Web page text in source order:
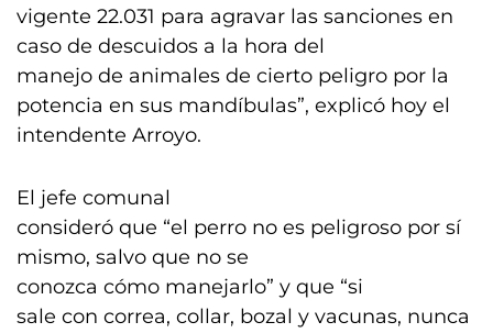
vigente 22.031 para agravar las sanciones en
caso de descuidos a la hora del
manejo de animales de cierto peligro por la
potencia en sus mandíbulas”, explicó hoy el
intendente Arroyo.
El jefe comunal
consideró que “el perro no es peligroso por sí
mismo, salvo que no se
conozca cómo manejarlo” y que “si
sale con correa, collar, bozal y vacunas, nunca